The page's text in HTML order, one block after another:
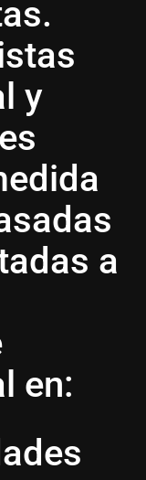
y
a
en: